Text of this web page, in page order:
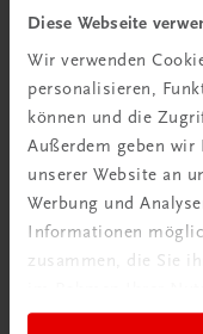
Diese Webseite
Wir verwenden
personalisieren,
können und die
Außerdem geben
unserer Website an
Werbung und
Informationen
zusammen, die Sie
Hygiene Basics
Hygiene leicht